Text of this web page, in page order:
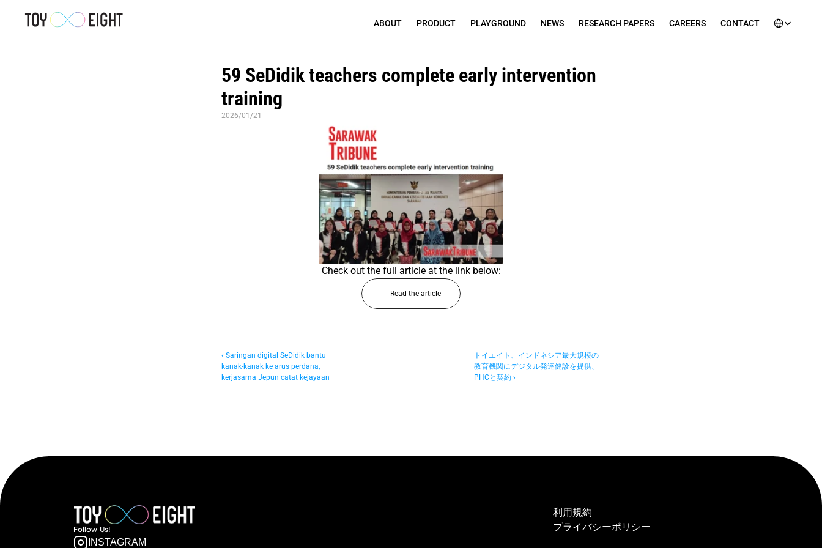
ABOUT PRODUCT PLAYGROUND NEWS RESEARCH PAPERS CAREERS CONTACT
59 SeDidik teachers complete early intervention
training
2026/01/21
Check out the full article at the link below:
Read the article
‹ Saringan digital SeDidik bantu
kanak-kanak ke arus perdana,
kerjasama Jepun catat kejayaan
トイエイト、インドネシア最大規模の
教育機関にデジタル発達健診を提供、
PHCと契約 ›
Follow  Us!
INSTAGRAM
利用規約
プライバシーポリシー